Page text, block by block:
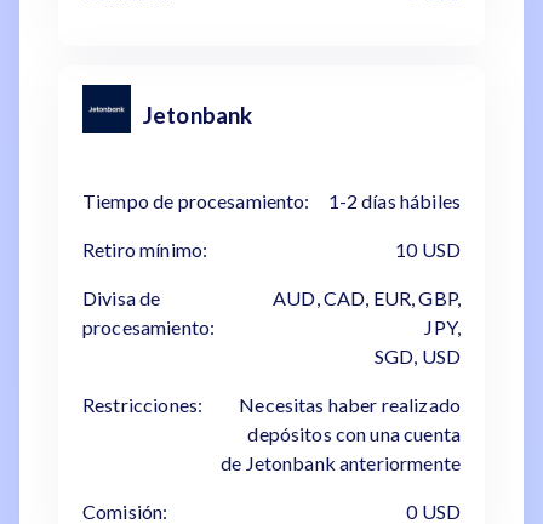
Jetonbank
Tiempo de procesamiento: 1-2 días hábiles
Retiro mínimo: 10 USD
Divisa de
procesamiento:
AUD, CAD, EUR, GBP,
JPY,
SGD, USD
Restricciones:
Necesitas haber realizado
depósitos con una cuenta
de Jetonbank anteriormente
Comisión: 0 USD